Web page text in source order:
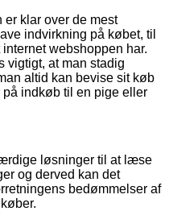
er klar over de mest
indvirkning på købet, til
webshoppen har.
vigtigt, at man stadig
altid kan bevise sit køb
på indkøb til en pige eller
løsninger til at læse
og derved kan det
bedømmelser af